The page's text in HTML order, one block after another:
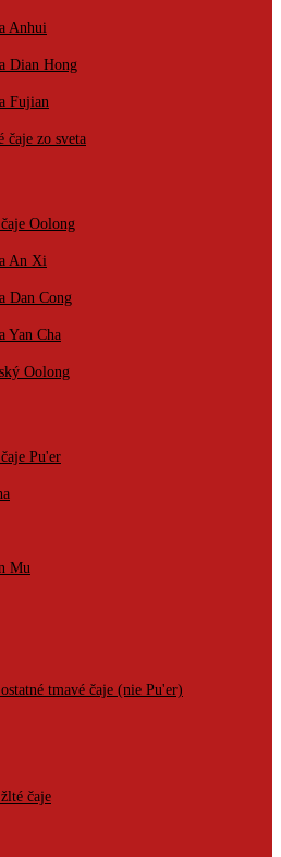
Anhui
Dian Hong
Fujian
čaje zo sveta
Oolong
An Xi
Dan Cong
Yan Cha
Oolong
Pu'er
Mu
tmavé čaje (nie Pu'er)
čaje